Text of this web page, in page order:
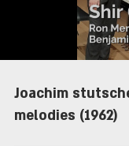
Joachim
melodies (1962)